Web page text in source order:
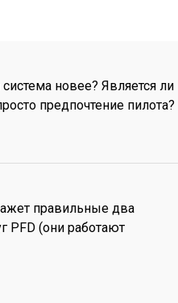
новее? Является ли
предпочтение пилота?
правильные два
PFD (они работают